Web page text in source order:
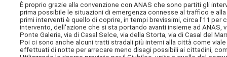
È proprio grazie alla convenzione con ANAS che sono partiti gli
prima possibile le situazioni di emergenza connesse al traffico e
primi interventi è quello di coprire, in tempi brevissimi, circa l'11
intervento, dell'azione che si sta portando avanti insieme ad
Ponte Galeria, via di Casal Selce, via della Storta, via di Casal del
Poi ci sono anche alcuni tratti stradali più interni alla città come
effettuati di notte per arrecare meno disagi possibili ai cittadini,